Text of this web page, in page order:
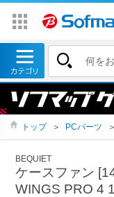
トップ ＞ PCパーツ ＞
BEQUIET
ケースファン
WINGS PRO 4